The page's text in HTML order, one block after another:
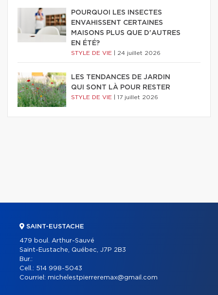
POURQUOI LES INSECTES
ENVAHISSENT CERTAINES
MAISONS PLUS QUE D'AUTRES
EN ÉTÉ?
STYLE DE VIE 24 juillet 2026
LES TENDANCES DE JARDIN
QUI SONT LÀ POUR RESTER
STYLE DE VIE 17 juillet 2026
SAINT-EUSTACHE
479 boul. Arthur-Sauvé
Saint-Eustache, Québec, J7P 2B3
Bur.:
Cell.: 514 998-5043
Courriel: michelestpierreremax@gmail.com